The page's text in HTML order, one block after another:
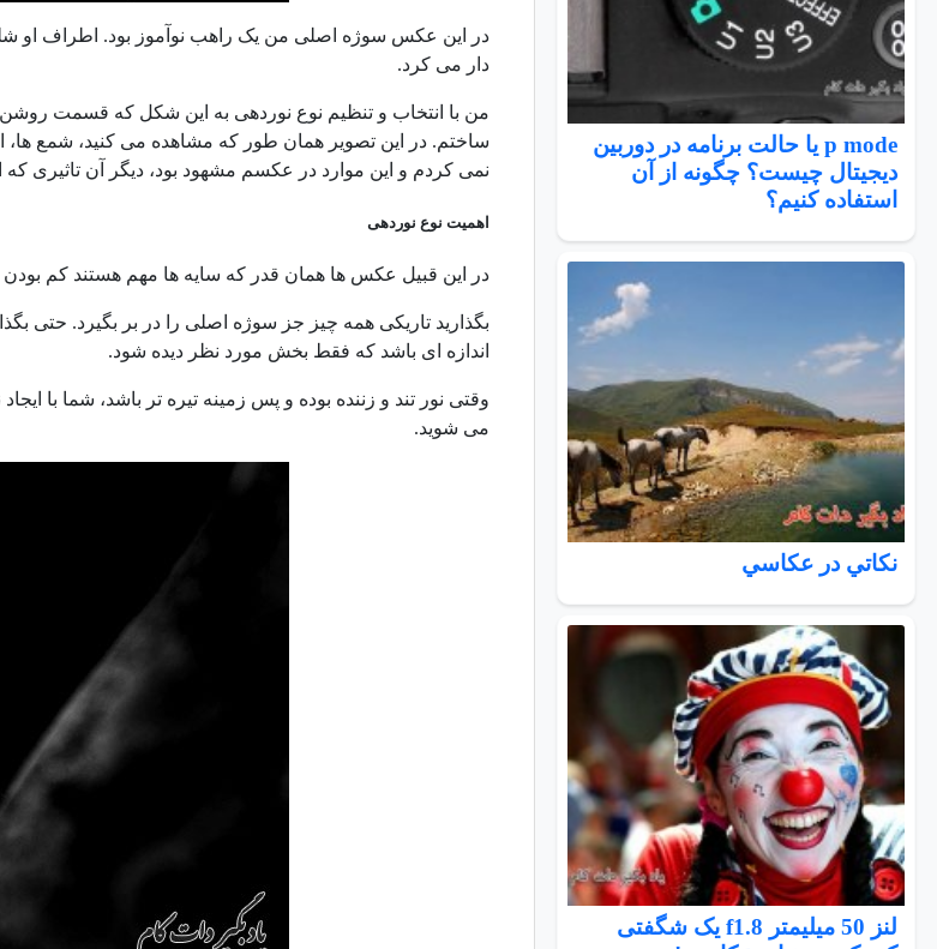
p mode یا حالت برنامه در دوربین
دیجیتال چیست؟ چگونه از آن
استفاده کنیم؟
نكاتي در عكاسي
لنز 50 میلیمتر f1.8 یک شگفتی
در این عکس سوژه اصلی من یک راهب نوآموز بود. اطراف او
دار می کرد.
من با انتخاب و تنظیم نوع نوردهی به این شکل که قسمت
ساختم. در این تصویر همان طور که مشاهده می کنید، شمع ها،
نمی کردم و این موارد در عکسم مشهود بود، دیگر آن تاثیری
اهمیت نوع نوردهی
در این قبیل عکس ها همان قدر که سایه ها مهم هستند کم بودن
بگذارید تاریکی همه چیز جز سوژه اصلی را در بر بگیرد. حتی
اندازه ای باشد که فقط بخش مورد نظر دیده شود.
وقتی نور تند و زننده بوده و پس زمینه تیره تر باشد، شما با
می شوید.